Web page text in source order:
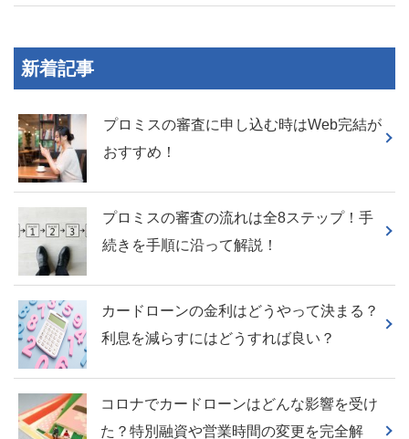
新着記事
プロミスの審査に申し込む時はWeb完結が
おすすめ！
プロミスの審査の流れは全8ステップ！手
続きを手順に沿って解説！
カードローンの金利はどうやって決まる？
利息を減らすにはどうすれば良い？
コロナでカードローンはどんな影響を受け
た？特別融資や営業時間の変更を完全解